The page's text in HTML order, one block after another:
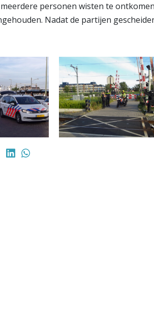
personen wisten te
Nadat de partijen